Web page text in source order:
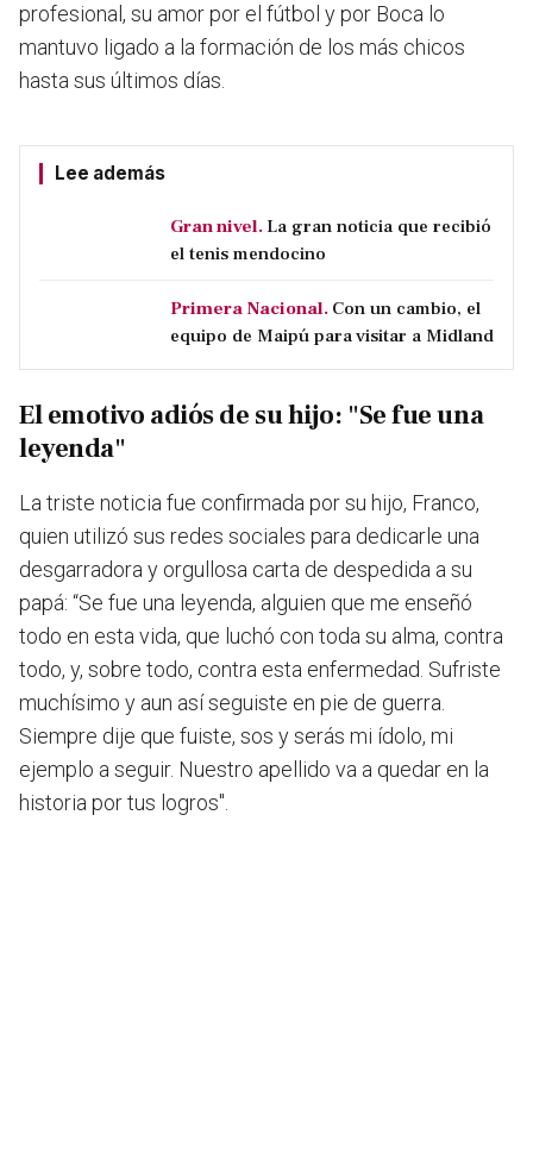
profesional, su amor por el fútbol y por Boca lo
mantuvo ligado a la formación de los más chicos
hasta sus últimos días.
Lee además
Gran nivel. La gran noticia que recibió
el tenis mendocino
Primera Nacional. Con un cambio, el
equipo de Maipú para visitar a Midland
El emotivo adiós de su hijo: "Se fue una
leyenda"
La triste noticia fue confirmada por su hijo, Franco,
quien utilizó sus redes sociales para dedicarle una
desgarradora y orgullosa carta de despedida a su
papá: “Se fue una leyenda, alguien que me enseñó
todo en esta vida, que luchó con toda su alma, contra
todo, y, sobre todo, contra esta enfermedad. Sufriste
muchísimo y aun así seguiste en pie de guerra.
Siempre dije que fuiste, sos y serás mi ídolo, mi
ejemplo a seguir. Nuestro apellido va a quedar en la
historia por tus logros".